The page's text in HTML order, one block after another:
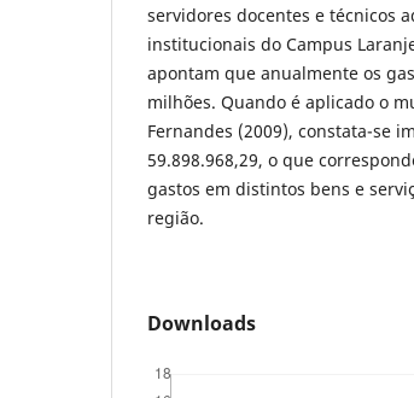
servidores docentes e técnicos
institucionais do Campus
apontam que anualmente os
milhões. Quando é aplicado o
Fernandes (2009), constata-se
59.898.968,29, o que
gastos em distintos bens e
região.
Downloads